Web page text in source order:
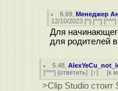
6.69 ,Менеджер
12/10/2023 [^] [^^] [^^^]
Для
для родителей
5.48 ,
[^^^] [ответить] [↑] [к
>Clip Studio стоит